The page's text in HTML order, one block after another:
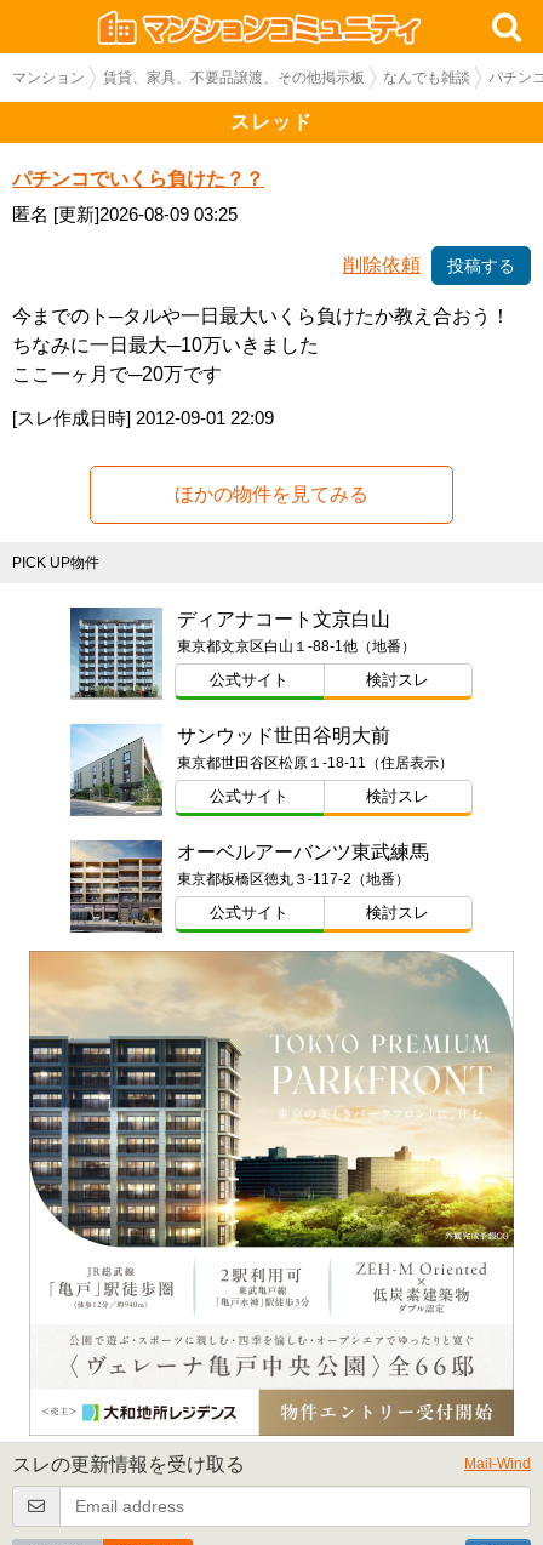
マンション 賃貸、家具、不要品譲渡、その他掲示板 なんでも雑談 パチン
スレッド
パチンコでいくら負けた？？
匿名 [更新]2026-08-09 03:25
削除依頼 投稿する
今までのト─タルや一日最大いくら負けたか教え合おう！
ちなみに一日最大─10万いきました
ここ一ヶ月で─20万です
[スレ作成日時] 2012-09-01 22:09
ほかの物件を見てみる
PICK UP物件
ディアナコート文京白山
東京都文京区白山１-88-1他（地番）
公式サイト 検討スレ
サンウッド世田谷明大前
東京都世田谷区松原１-18-11（住居表示）
公式サイト 検討スレ
オーベルアーバンツ東武練馬
東京都板橋区徳丸３-117-2（地番）
公式サイト 検討スレ
スレの更新情報を受け取る Mail-Wind